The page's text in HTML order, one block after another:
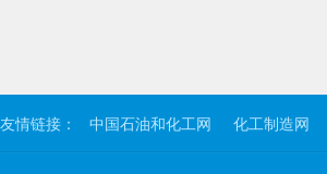
友情链接： 中国石油和化工网 化工制造网